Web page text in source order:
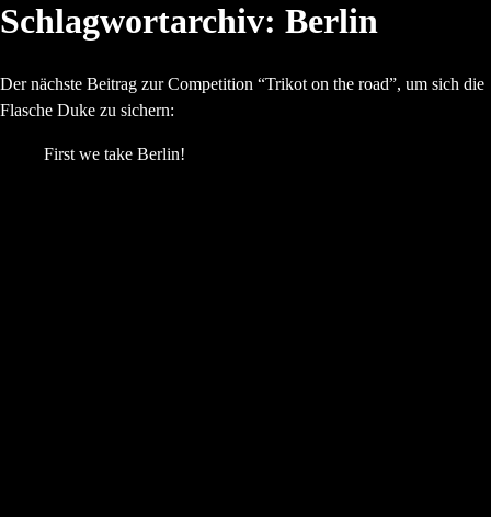
Schlagwortarchiv: Berlin
Der nächste Beitrag zur Competition “Trikot on the road”, um sich die
Flasche Duke zu sichern:
First we take Berlin!